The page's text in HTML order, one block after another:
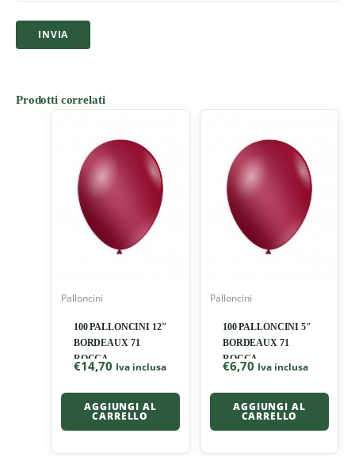
Prodotti correlati
Palloncini
100 PALLONCINI 12″
BORDEAUX 71
ROCCA
€14,70 Iva inclusa
AGGIUNGI AL
CARRELLO
Palloncini
100 PALLONCINI 5″
BORDEAUX 71
ROCCA
€6,70 Iva inclusa
AGGIUNGI AL
CARRELLO